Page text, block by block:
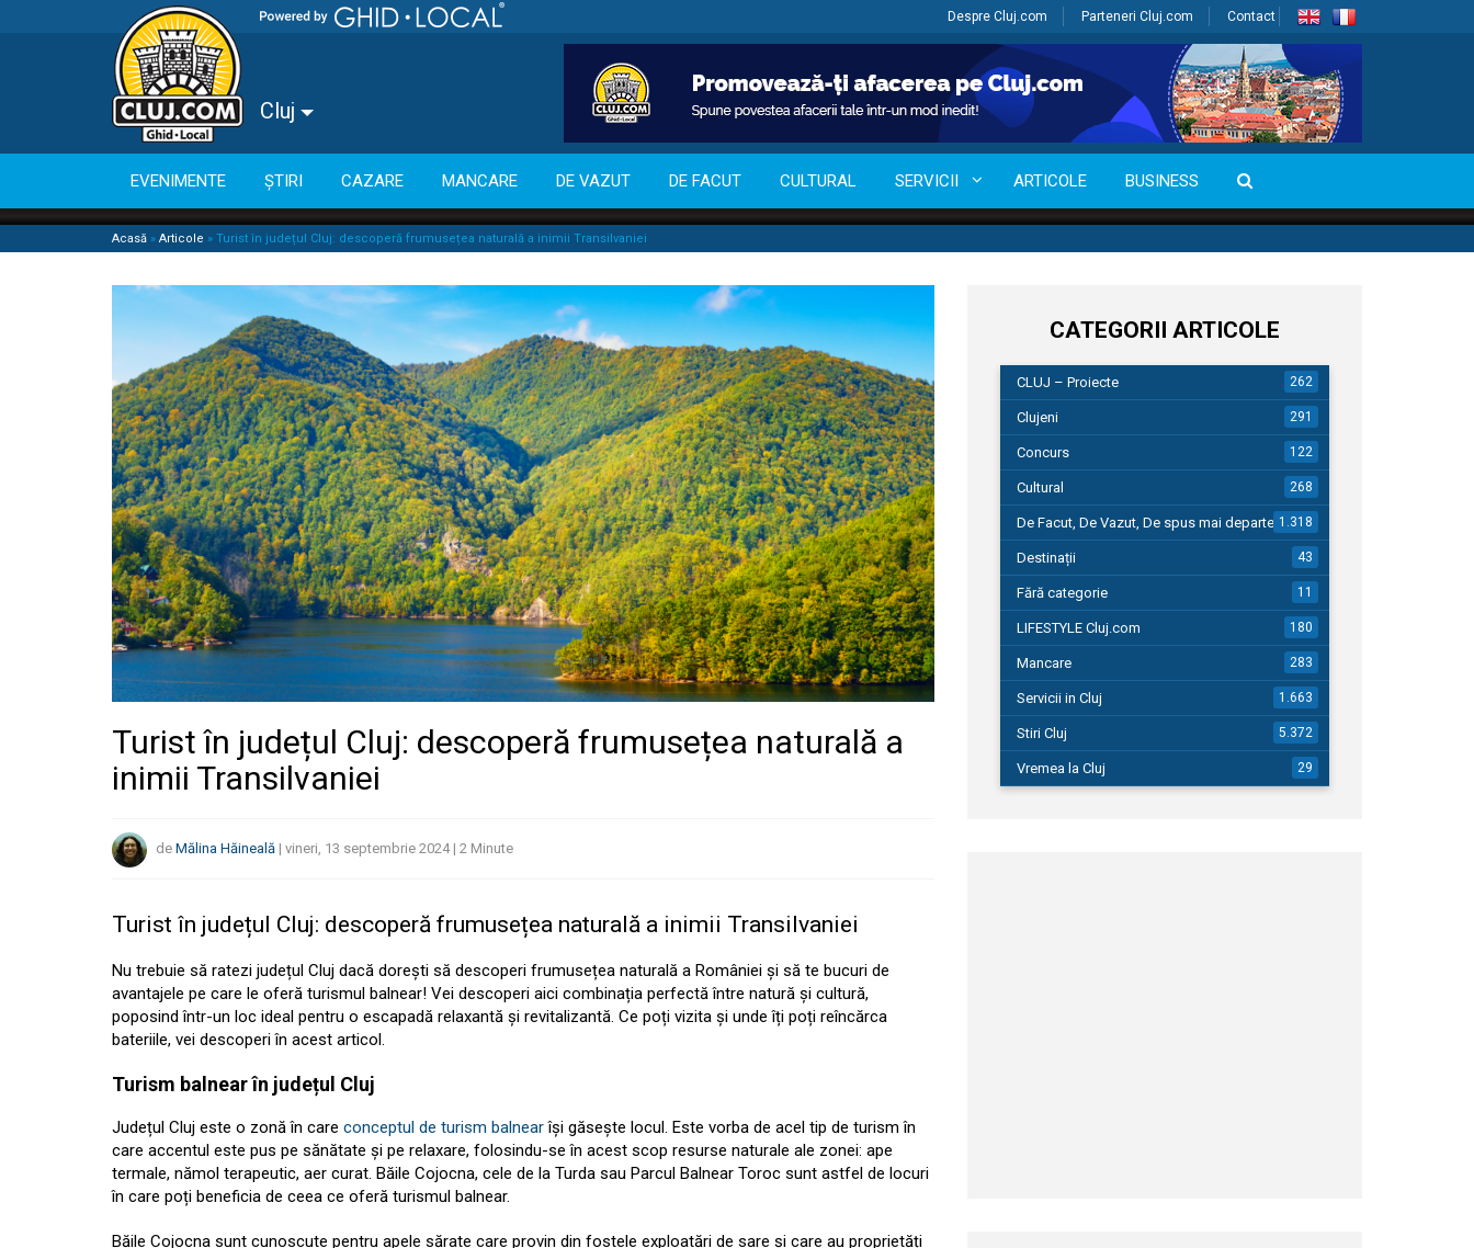
Despre Cluj.com Parteneri Cluj.com Contact
Cluj
EVENIMENTE ȘTIRI CAZARE MANCARE DE VAZUT DE FACUT CULTURAL SERVICII ARTICOLE BUSINESS
Acasă » Articole » Turist în județul Cluj: descoperă frumusețea naturală a inimii Transilvaniei
Turist în județul Cluj: descoperă frumusețea naturală a
inimii Transilvaniei
de Mălina Hăineală | vineri, 13 septembrie 2024| 2 Minute
Turist în județul Cluj: descoperă frumusețea naturală a inimii Transilvaniei
Nu trebuie să ratezi județul Cluj dacă dorești să descoperi frumusețea naturală a României și să te bucuri de
avantajele pe care le oferă turismul balnear! Vei descoperi aici combinația perfectă între natură și cultură,
poposind într-un loc ideal pentru o escapadă relaxantă și revitalizantă. Ce poți vizita și unde îți poți reîncărca
bateriile, vei descoperi în acest articol.
Turism balnear în județul Cluj
Județul Cluj este o zonă în care conceptul de turism balnearîși găsește locul. Este vorba de acel tip de turism în
care accentul este pus pe sănătate și pe relaxare, folosindu-se în acest scop resurse naturale ale zonei: ape
termale, nămol terapeutic, aer curat. Băile Cojocna, cele de la Turda sau Parcul Balnear Toroc sunt astfel de locuri
în care poți beneficia de ceea ce oferă turismul balnear.
Băile Cojocna sunt cunoscute pentru apele sărate care provin din fostele exploatări de sare și care au proprietăți
CATEGORII ARTICOLE
CLUJ – Proiecte 262
Clujeni 291
Concurs 122
Cultural 268
De Facut, De Vazut, De spus mai departe…1.318
Destinații 43
Fără categorie 11
LIFESTYLE Cluj.com 180
Mancare 283
Servicii in Cluj 1.663
Stiri Cluj 5.372
Vremea la Cluj 29